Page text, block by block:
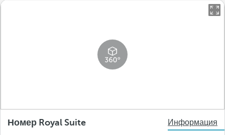
Номер Royal Suite
Информация